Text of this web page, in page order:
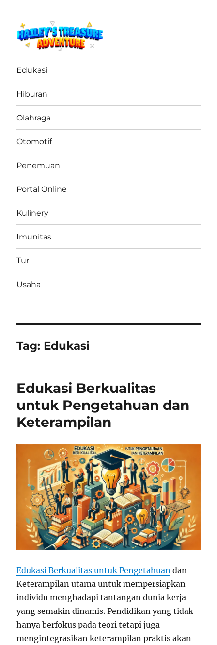
haileystreasureadventure.net
Edukasi
Hiburan
Olahraga
Otomotif
Penemuan
Portal Online
Kulinery
Imunitas
Tur
Usaha
Tag: Edukasi
Edukasi Berkualitas
untuk Pengetahuan dan
Keterampilan
Edukasi Berkualitas untuk Pengetahuan dan
Keterampilan utama untuk mempersiapkan
individu menghadapi tantangan dunia kerja
yang semakin dinamis. Pendidikan yang tidak
hanya berfokus pada teori tetapi juga
mengintegrasikan keterampilan praktis akan